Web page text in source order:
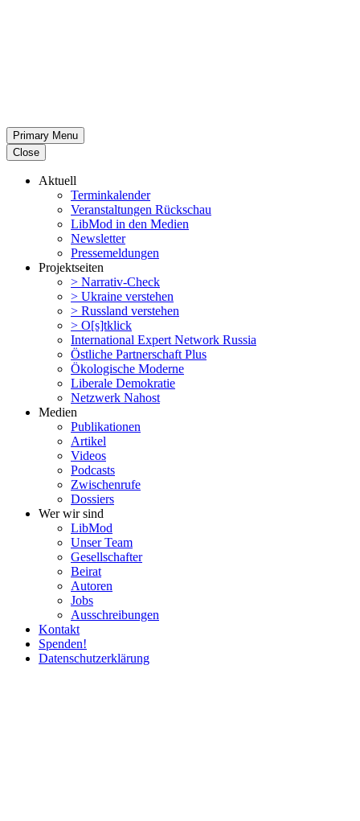
Primary Menu
Close
Aktuell
Termin­ka­lender
Veran­stal­tungen Rückschau
LibMod in den Medien
Newsletter
Presse­mel­dungen
Projekt­seiten
> Narrativ-Check
> Ukraine verstehen
> Russland verstehen
> O[s]tklick
Inter­na­tional Expert Network Russia
Östliche Partner­schaft Plus
Ökolo­gische Moderne
Liberale Demokratie
Netzwerk Nahost
Medien
Publi­ka­tionen
Artikel
Videos
Podcasts
Zwischenrufe
Dossiers
Wer wir sind
LibMod
Unser Team
Gesell­schafter
Beirat
Autoren
Jobs
Ausschrei­bungen
Kontakt
Spenden!
Daten­schutz­er­klärung